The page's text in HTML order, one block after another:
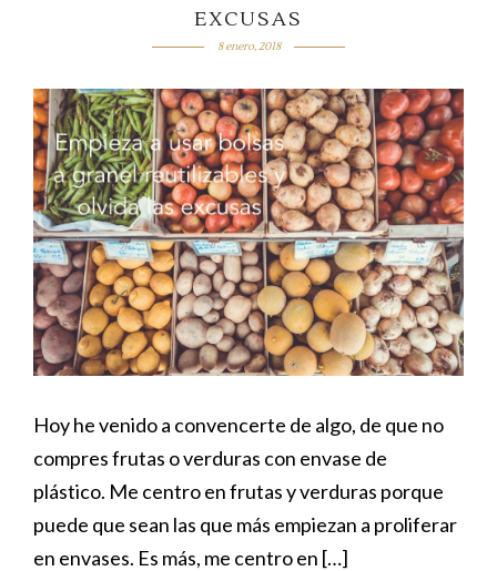
EXCUSAS
8 enero, 2018
Hoy he venido a convencerte de algo, de que no
compres frutas o verduras con envase de
plástico. Me centro en frutas y verduras porque
puede que sean las que más empiezan a proliferar
en envases. Es más, me centro en […]